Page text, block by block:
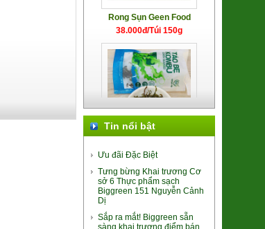
38.000đ/Túi 150g
Tảo Bẹ KOMBU
Tin nổi bật
Ưu đãi Đặc Biệt
Tưng bừng Khai trương Cơ
sở 6 Thực phẩm sạch
Biggreen 151 Nguyễn Cảnh
Dị
Sắp ra mắt! Biggreen sẵn
sàng khai trương điểm bán